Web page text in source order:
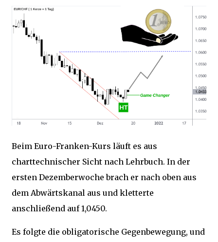
Beim Euro-Franken-Kurs läuft es aus
charttechnischer Sicht nach Lehrbuch. In der
ersten Dezemberwoche brach er nach oben aus
dem Abwärtskanal aus und kletterte
anschließend auf 1,0450.
Es folgte die obligatorische Gegenbewegung, und